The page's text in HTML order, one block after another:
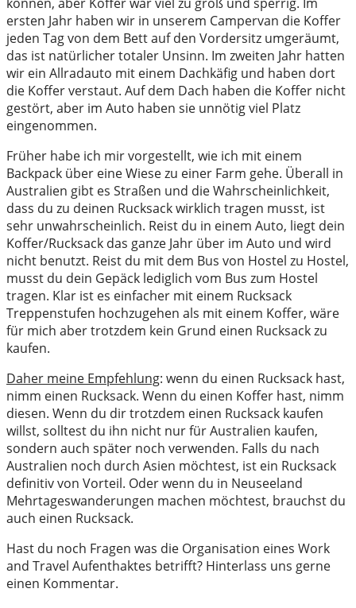
ersten Jahr haben wir in unserem Campervan die Koffer
jeden Tag von dem Bett auf den Vordersitz umgeräumt,
das ist natürlicher totaler Unsinn. Im zweiten Jahr hatten
wir ein Allradauto mit einem Dachkäfig und haben dort
die Koffer verstaut. Auf dem Dach haben die Koffer nicht
gestört, aber im Auto haben sie unnötig viel Platz
eingenommen.
Früher habe ich mir vorgestellt, wie ich mit einem
Backpack über eine Wiese zu einer Farm gehe. Überall in
Australien gibt es Straßen und die Wahrscheinlichkeit,
dass du zu deinen Rucksack wirklich tragen musst, ist
sehr unwahrscheinlich. Reist du in einem Auto, liegt dein
Koffer/Rucksack das ganze Jahr über im Auto und wird
nicht benutzt. Reist du mit dem Bus von Hostel zu Hostel,
musst du dein Gepäck lediglich vom Bus zum Hostel
tragen. Klar ist es einfacher mit einem Rucksack
Treppenstufen hochzugehen als mit einem Koffer, wäre
für mich aber trotzdem kein Grund einen Rucksack zu
kaufen.
Daher meine Empfehlung: wenn du einen Rucksack hast,
nimm einen Rucksack. Wenn du einen Koffer hast, nimm
diesen. Wenn du dir trotzdem einen Rucksack kaufen
willst, solltest du ihn nicht nur für Australien kaufen,
sondern auch später noch verwenden. Falls du nach
Australien noch durch Asien möchtest, ist ein Rucksack
definitiv von Vorteil. Oder wenn du in Neuseeland
Mehrtageswanderungen machen möchtest, brauchst du
auch einen Rucksack.
Hast du noch Fragen was die Organisation eines Work
and Travel Aufenthaktes betrifft? Hinterlass uns gerne
einen Kommentar.